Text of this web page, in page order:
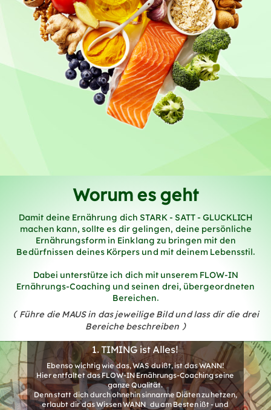
Worum es geht
Damit deine Ernährung dich STARK - SATT - GLÜCKLICH
machen kann, sollte es dir gelingen, deine persönliche
Ernährungsform in Einklang zu bringen mit den
Bedürfnissen deines Körpers und mit deinem Lebensstil.
Dabei unterstütze ich dich mit unserem FLOW-IN
Ernährungs-Coaching und seinen drei, übergeordneten
Bereichen.
(Führe die MAUS in das jeweilige Bild und lass dir die drei
Bereiche beschreiben)
1. TIMING ist Alles!
Ebenso wichtig wie das, WAS du ißt, ist das WANN!
Hier entfaltet das FLOW-IN Ernährungs-Coaching seine
ganze Qualität.
Denn statt dich durch ohnehin sinnarme Diäten zu hetzen,
erlaubt dir das Wissen WANN du am Besten ißt - und